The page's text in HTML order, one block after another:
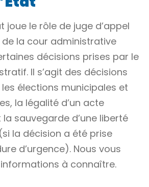
joue le rôle de juge d’appel
la cour administrative
décisions prises par le
Il s’agit des décisions
élections municipales et
la légalité d’un acte
sauvegarde d’une liberté
la décision a été prise
d’urgence). Nous vous
à connaître.